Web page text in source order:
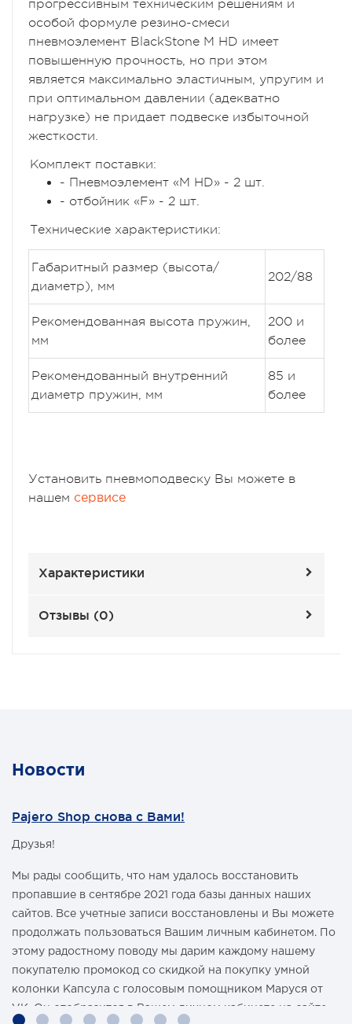
прогрессивным техническим решениям и
особой формуле резино-смеси
пневмоэлемент BlackStone M HD имеет
повышенную прочность, но при этом
является максимально эластичным, упругим и
при оптимальном давлении (адекватно
нагрузке) не придает подвеске избыточной
жесткости.
Комплект поставки:
- Пневмоэлемент «M HD» - 2 шт.
- отбойник «F» - 2 шт.
Технические характеристики:
Габаритный размер (высота/
диаметр), мм
202/88
Рекомендованная высота пружин,
мм
200 и
более
Рекомендованный внутренний
диаметр пружин, мм
85 и
более
Установить пневмоподвеску Вы можете в
нашем сервисе
Характеристики
Отзывы (0)
Новости
Pajero Shop снова с Вами!
Друзья!
Мы рады сообщить, что нам удалось восстановить
пропавшие в сентябре 2021 года базы данных наших
сайтов. Все учетные записи восстановлены и Вы можете
продолжать пользоваться Вашим личным кабинетом. По
этому радостному поводу мы дарим каждому нашему
покупателю промокод со скидкой на покупку умной
колонки Капсула с голосовым помощником Маруся от
VK. Он отобразится в Вашем личном кабинете на сайте